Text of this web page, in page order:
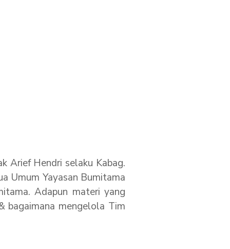
Arief Hendri selaku Kabag.
Umum Yayasan Bumitama
Adapun materi yang
bagaimana mengelola Tim